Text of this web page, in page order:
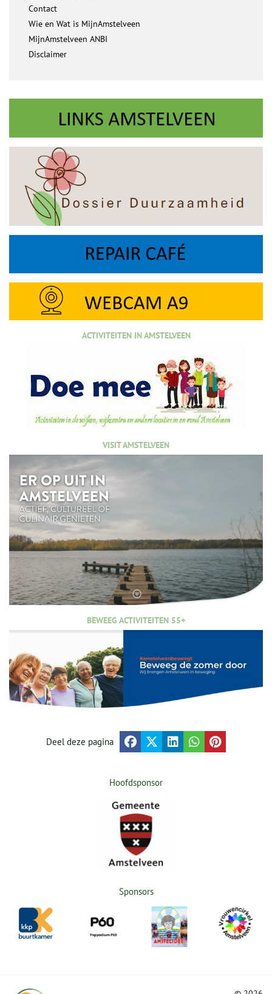
Contact
Wie en Wat is MijnAmstelveen
MijnAmstelveen ANBI
Disclaimer
ACTIVITEITEN IN AMSTELVEEN
VISIT AMSTELVEEN
BEWEEG ACTIVITEITEN 55+
Deel deze pagina
Hoofdsponsor
Sponsors